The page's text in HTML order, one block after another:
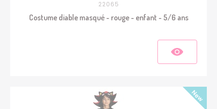
22065
Costume diable masqué - rouge - enfant - 5/6 ans